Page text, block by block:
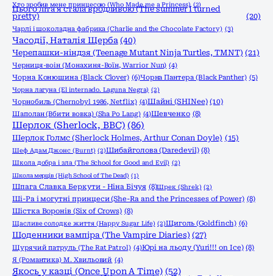
Хто зробив мене принцесою (Who Made me a Princess) (2)
Цього літа я стала вродливою (The summer I turned
pretty)
(20)
Чарлі і шоколадна фабрика (Charlie and the Chocolate Factory) (3)
Часодії, Наталія Щерба (40)
Черепашки-ніндзя (Teenage Mutant Ninja Turtles, TMNT) (21)
Черниця-воiн (Монахиня-Воïн, Warrior Nun) (4)
Чорна Конюшина (Black Clover) (6)Чорна Пантера (Black Panther) (5)
Чорна лагуна (El internado. Laguna Negra) (2)
Чорнобиль (Chernobyl 1986, Netflix) (4)Шайні (SHINee) (10)
Шаполан (Вбити вовка) (Sha Po Lang) (4)Шевченко (8)
Шерлок (Sherlock, ВВС) (86)
Шерлок Голмс (Sherlock Holmes, Arthur Conan Doyle) (15)
Шеф Адам Джонс (Burnt) (2)Шибайголова (Daredevil) (8)
Школа добра і зла (The School for Good and Evil) (2)
Школа мерців (High School of The Dead) (1)
Шпага Славка Беркути - Ніна Бічуя (8)Шрек (Shrek) (2)
Ші-Ра і могутні принцеси (She-Ra and the Princesses of Power) (8)
Шістка Воронів (Six of Crows) (8)
Щасливе солодке життя (Happy Sugar Life) (2)Щиголь (Goldfinch) (6)
Щоденники вампіра (The Vampire Diaries) (27)
Щурячий патруль (The Rat Patrol) (4)Юрі на льоду (Yuri!!! on Ice) (8)
Я (Романтика) М. Хвильовий (4)
Якось у казці (Once Upon A Time) (52)